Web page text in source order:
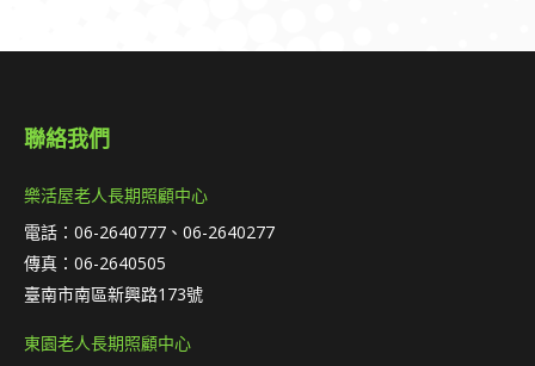
聯絡我們
樂活屋老人長期照顧中心
電話：06-2640777、06-2640277
傳真：06-2640505
臺南市南區新興路173號
東園老人長期照顧中心